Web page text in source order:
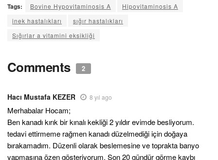
Tags: Bovine Hypovitaminosis A
Hipovitaminosis A
inek hastalıkları
sığır hastalıkları
Sığırlar a vitamini eksikliği
Comments 2
Hacı Mustafa KEZER 8 yıl ago
Merhabalar Hocam;
Ben kanadı kırık bir kınalı kekliği 2 yıldır evimde besliyorum.
tedavi ettirmeme rağmen kanadı düzelmediği için doğaya
bırakamadım. Düzenli olarak beslemesine ve toprakta banyo
yapmasına özen gösteriyorum. Son 20 gündür görme kaybı